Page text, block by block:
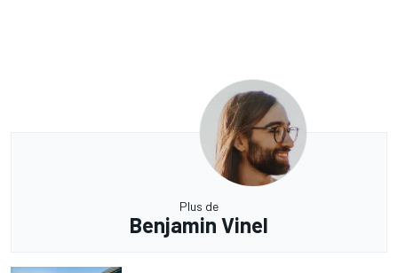
Plus de
Benjamin Vinel